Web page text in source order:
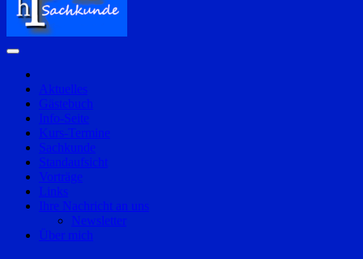
Aktuelles
Gästebuch
Info-Seite
Kurs-Termine
Sachkunde
Standaufsicht
Vorträge
Links
Ihre Nachricht an uns
Newsletter
Über mich